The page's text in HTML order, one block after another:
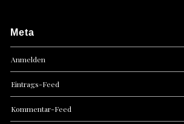
Meta
Anmelden
Eintrags-Feed
Kommentar-Feed